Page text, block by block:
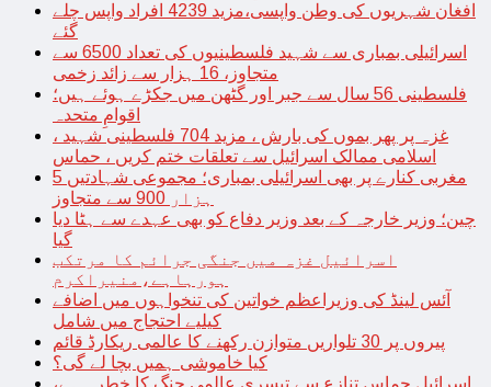
افغان شہریوں کی وطن واپسی،مزید 4239 افراد واپس چلے
گئے
اسرائیلی بمباری سے شہید فلسطینیوں کی تعداد 6500 سے
متجاوز، 16 ہزار سے زائد زخمی
فلسطینی 56 سال سے جبر اور گٹھن میں جکڑے ہوئے ہیں؛
اقوامِ متحدہ
غزہ پر پھر بموں کی بارش ، مزید 704 فلسطینی شہید ،
اسلامی ممالک اسرائیل سے تعلقات ختم کریں ، حماس
مغربی کنارے پر بھی اسرائیلی بمباری؛ مجموعی شہادتیں 5
ہزار 900 سے متجاوز
چین؛ وزیر خارجہ کے بعد وزیر دفاع کو بھی عہدے سے ہٹا دیا
گیا
اسرائیل غزہ میں جنگی جرائم کا مرتکب
ہورہاہے،منیراکرم
آئس لینڈ کی وزیراعظم خواتین کی تنخواہوں میں اضافے
کیلیے احتجاج میں شامل
پیروں پر 30 تلواریں متوازن رکھنے کا عالمی ریکارڈ قائم
کیا خاموشی ہمیں بچا لے گی؟
اسرائیل حماس تنازع سے تیسری عالمی جنگ کا خطرہ ہے،